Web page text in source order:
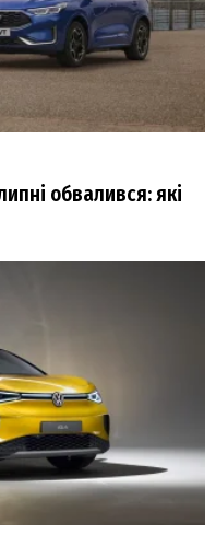
обвалився: які